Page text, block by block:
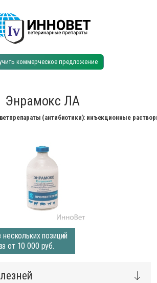
коммерческое предложение
Энрамокс ЛА
(антибиотики): инъекционные
позиций
от 10 000 руб.